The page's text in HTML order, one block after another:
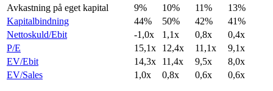
Avkastning på eget kapital
9% 10% 11%
13%
Kapitalbindning
44% 50% 42%
41%
Nettoskuld/Ebit
-1,0x 1,1x 0,8x
0,4x
P/E
15,1x 12,4x 11,1x
9,1x
EV/Ebit
14,3x 11,4x 9,5x
8,0x
EV/Sales
1,0x 0,8x 0,6x 0,6x